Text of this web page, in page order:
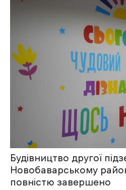
Будівництво другої
Новобаварському
повністю завершено